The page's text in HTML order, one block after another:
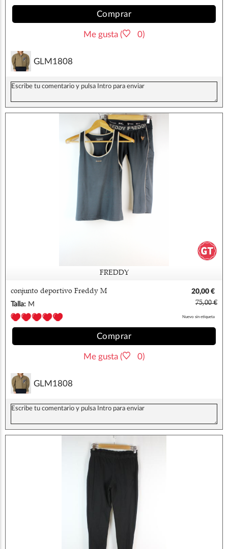
Comprar
Me gusta ( 0)
GLM1808
FREDDY
conjunto deportivo Freddy M
20,00 €
Talla: M 75,00 €
Nuevo sin etiqueta
Comprar
Me gusta ( 0)
GLM1808